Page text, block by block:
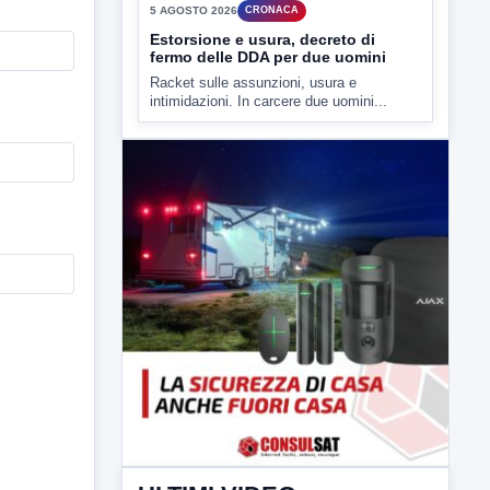
5 AGOSTO 2026 CRONACA
Estorsione e usura, decreto di
fermo delle DDA per due uomini
Racket sulle assunzioni, usura e
intimidazioni. In carcere due uomini...